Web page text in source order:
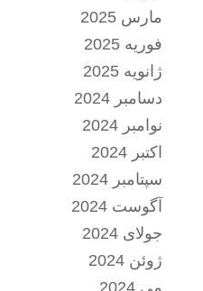
مارس 2025
فوریه 2025
ژانویه 2025
دسامبر 2024
نوامبر 2024
اکتبر 2024
سپتامبر 2024
آگوست 2024
جولای 2024
ژوئن 2024
می 2024